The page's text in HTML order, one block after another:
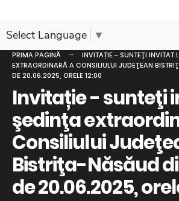
Select Language ▼
PRIMA PAGINĂ
INVITAȚIE - SUNTEŢI INVITAT
EXTRAORDINARĂ A CONSILIULUI JUDEŢEAN
DE 20.06.2025, ORELE 12:00
Invitație - sunteţi
şedinţa
Consiliului
Bistriţa-Năsăud
de 20.06.2025,